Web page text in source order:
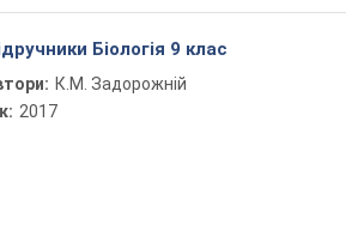
Біологія 9 клас
К.М. Задорожній
2017